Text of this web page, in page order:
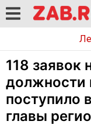
118 заявок
должности
поступило
главы